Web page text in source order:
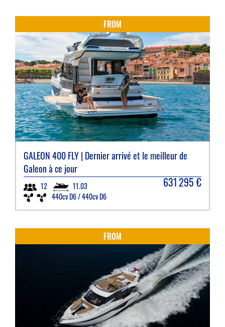
FROM
GALEON400 FLY | Dernier arrivé et le meilleur de
Galeon à ce jour
631 295€
12
11.03
440cv D6 / 440cv D6
FROM